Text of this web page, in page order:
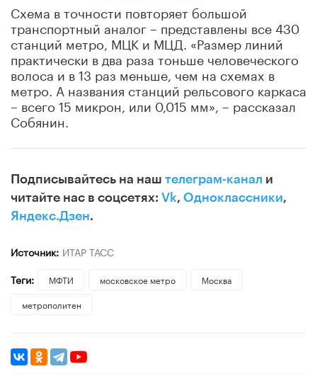
Схема в точности повторяет большой
транспортный аналог – представлены все 430
станций метро, МЦК и МЦД. «Размер линий
практически в два раза тоньше человеческого
волоса и в 13 раз меньше, чем на схемах в
метро. А названия станций рельсового каркаса
– всего 15 микрон, или 0,015 мм», – рассказал
Собянин.
Подписывайтесь на наш телеграм-канал и
читайте нас в соцсетях: Vk, Одноклассники,
Яндекс.Дзен.
Источник: ИТАР ТАСС
Теги:
МФТИ московское метро
Москва
метрополитен